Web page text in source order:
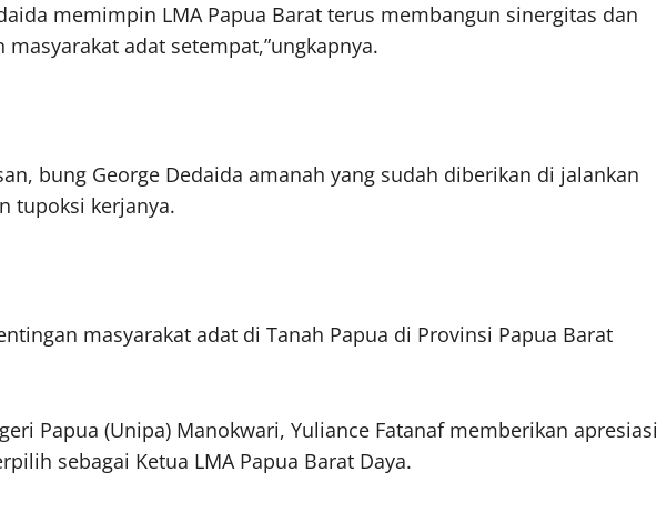
memimpin LMA Papua Barat terus membangun sinergitas dan
adat setempat,”ungkapnya.
bung George Dedaida amanah yang sudah diberikan di jalankan
tupoksi kerjanya.
masyarakat adat di Tanah Papua di Provinsi Papua Barat
Papua (Unipa) Manokwari, Yuliance Fatanaf memberikan apresiasi
sebagai Ketua LMA Papua Barat Daya.